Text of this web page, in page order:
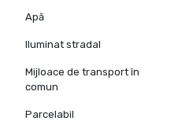
Apă
Iluminat stradal
Mijloace de transport în
comun
Parcelabil